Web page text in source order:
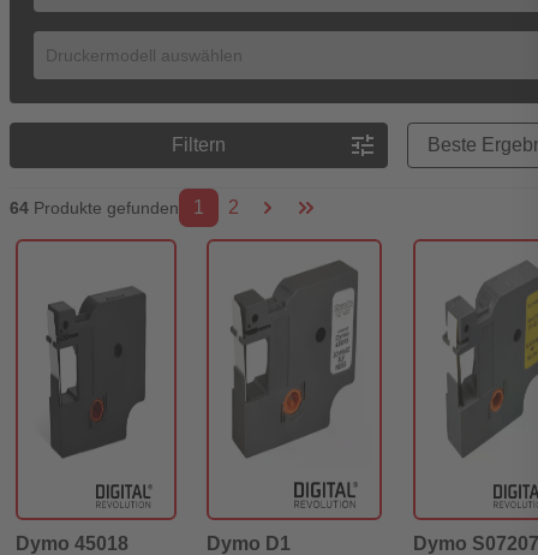
Filtern tune
64 Produkte gefunden 1 2
Dymo 45018
Dymo D1
Dymo